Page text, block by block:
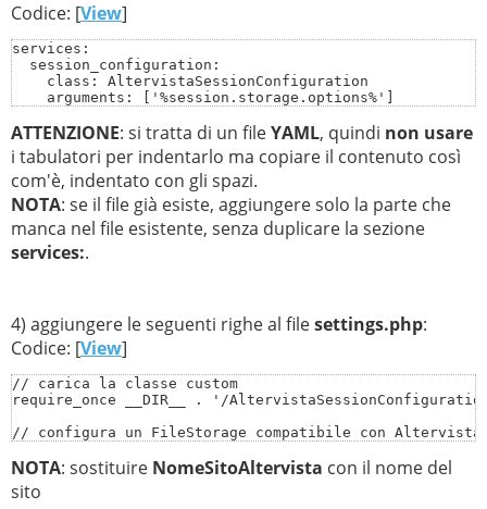
Codice: [View]
services:
  session_configuration:
    class: AltervistaSessionConfiguration
    arguments: ['%session.storage.options%']
ATTENZIONE: si tratta di un fileYAML, quindi non usare
i tabulatori per indentarlo ma copiare il contenuto così
com'è, indentato con gli spazi.
NOTA: se il file già esiste, aggiungere solo la parte che
manca nel file esistente, senza duplicare la sezione
services:.
4) aggiungere le seguenti righe al filesettings.php:
Codice: [View]
// carica la classe custom
require_once __DIR__ . '/
// configura un FileStorage compatibile con Altervista
$settings['php_storage']['default'] = [
'class' =>
];
NOTA: sostituire NomeSitoAltervista con il nome del
sito